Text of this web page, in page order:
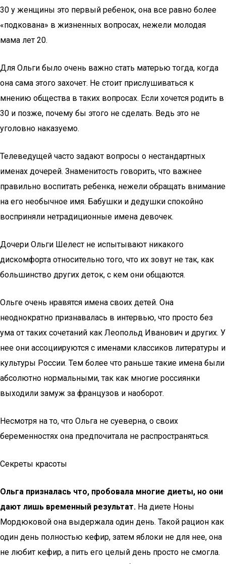
30 у женщины это первый ребенок, она все равно более
«подкована» в жизненных вопросах, нежели молодая
мама лет 20.
Для Ольги было очень важно стать матерью тогда, когда
она сама этого захочет. Не стоит прислушиваться к
мнению общества в таких вопросах. Если хочется родить в
30 и позже, почему бы этого не сделать. Ведь это не
уголовно наказуемо.
Телеведущей часто задают вопросы о нестандартных
именах дочерей. Знаменитость говорить, что важнее
правильно воспитать ребенка, нежели обращать внимание
на его необычное имя. Бабушки и дедушки спокойно
восприняли нетрадиционные имена девочек.
Дочери Ольги Шелест не испытывают никакого
дискомфорта относительно того, что их зовут не так, как
большинство других деток, с кем они общаются.
Ольге очень нравятся имена своих детей. Она
неоднократно признавалась в интервью, что просто без
ума от таких сочетаний как Леопольд Иванович и других. У
нее они ассоциируются с именами классиков литературы и
культуры России. Тем более что раньше такие имена были
абсолютно нормальными, так как многие россиянки
выходили замуж за французов и наоборот.
Несмотря на то, что Ольга не суеверна, о своих
беременностях она предпочитала не распространяться.
Секреты красоты
Ольга призналась что, пробовала многие диеты, но они
дают лишь временный результат. На диете Ноны
Мордюковой она выдержала один день. Такой рацион как
один день полностью кефир, затем яблоки не для нее, она
не любит кефир, а пить его целый день просто не смогла.